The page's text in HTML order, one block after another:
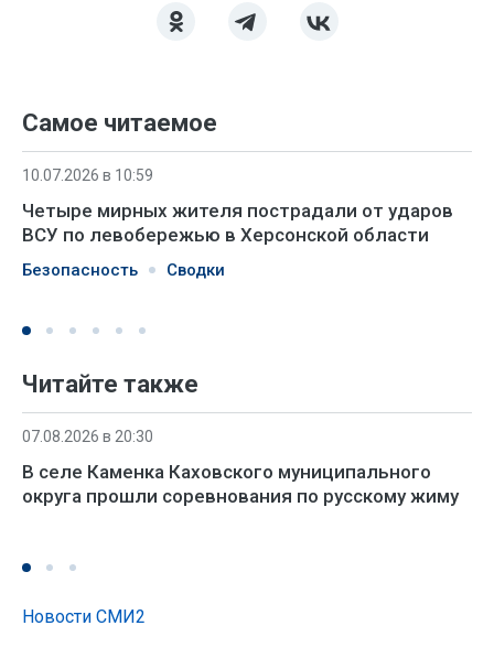
Самое читаемое
10.07.2026 в 10:59
Четыре мирных жителя пострадали от ударов
ВСУ по левобережью в Херсонской области
Безопасность Сводки
Читайте также
07.08.2026 в 20:30
В селе Каменка Каховского муниципального
округа прошли соревнования по русскому жиму
Новости СМИ2